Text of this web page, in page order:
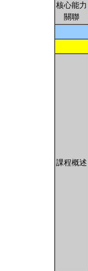
核心能力
關聯
課程概述